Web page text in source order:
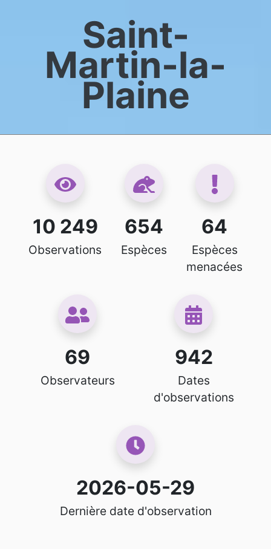
Saint-
Martin-la-
Plaine
10 249
Observations
654
Espèces
64
Espèces
menacées
69
Observateurs
942
Dates
d'observations
2026-05-29
Dernière date d'observation